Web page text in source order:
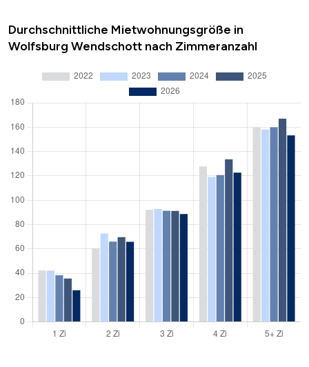
Durchschnittliche Mietwohnungsgröße in
Wolfsburg Wendschott nach Zimmeranzahl